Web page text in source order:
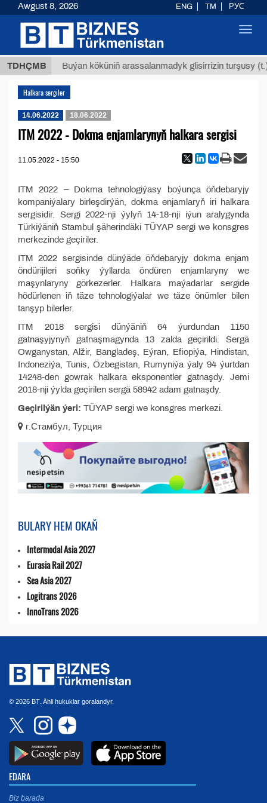
TDHÇMB
ТМТ Buýan köküniň arassalanmadyk glisirrizin turşusy (t.)
Halkara sergiler
14.06.2022 18.06.2022
ITM 2022 - Dokma enjamlarynyň halkara sergisi
11.05.2022 - 15:50
ITM 2022 – Dokma tehnologiýasy boýunça öňdebaryjy
kompaniýalary birleşdirýän, dokma enjamlaryň iri halkara
sergisidir. Sergi 2022-nji ýylyň 14-18-nji iýun aralygynda
Türkiýäniň Stambul şäherindäki TÜYAP sergi we konsgres
merkezinde geçiriler.
ITM 2022 sergisinde dünýäde öňdebaryjy dokma enjam
öndürijileri soňky ýyllarda öndüren enjamlaryny we
maşynlaryny görkezerler. Halkara maýadarlar sergide
hödürlenen iň täze tehnologiýalar we täze önümler bilen
tanşyp bilerler.
ITM 2018 sergisi dünýäniň 64 ýurdundan 1150
gatnaşyjynyň gatnaşmagynda 13 zalda geçirildi. Sergä
Owganystan, Alžir, Bangladeş, Eýran, Efiopiýa, Hindistan,
Indoneziýa, Tunis, Özbegistan, Rumyniýa ýaly 94 ýurtdan
14248-den gowrak halkara eksponentler gatnaşdy. Jemi
2018-nji ýylda geçirilen sergä 58942 adam gatnaşdy.
Geçirilýän ýeri: TÜYAP sergi we konsgres merkezi.
г.Стамбул, Турция
BULARY HEM OKAŇ
Intermodal Asia 2027
Eurasia Rail 2027
Sea Asia 2027
Logitrans 2026
InnoTrans 2026
© 2026 BT. Ähli hukuklar goralandyr.
EDARA
Biz barada
Awgust 8, 2026 ENG TM РУС